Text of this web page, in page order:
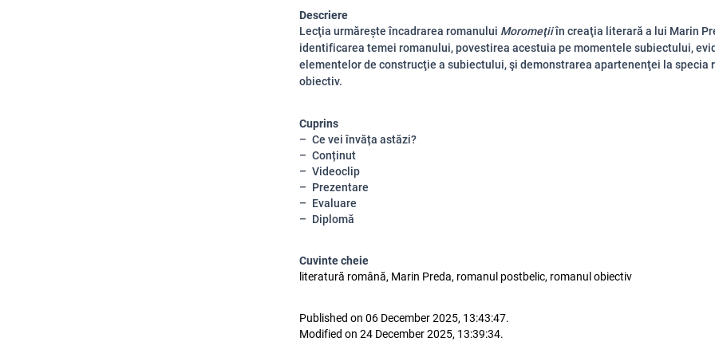
Descriere
Lecţia urmărește încadrarea romanului Moromeţiiîn creaţia literară a lui Marin
identificarea temei romanului, povestirea acestuia pe momentele subiectului,
elementelor de construcţie a subiectului, şi demonstrarea apartenenţei la specia
obiectiv.
Cuprins
Ce vei învăța astăzi?
Conținut
Videoclip
Prezentare
Evaluare
Diplomă
Cuvinte cheie
literatură română, Marin Preda, romanul postbelic, romanul obiectiv
Published on 06 December 2025, 13:43:47.
Modified on 24 December 2025, 13:39:34.